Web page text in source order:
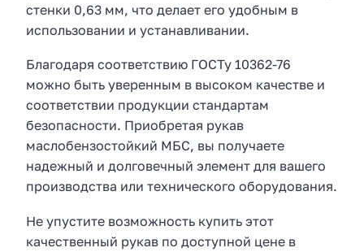
стенки 0,63 мм, что делает его удобным в
использовании и устанавливании.
Благодаря соответствию ГОСТу 10362-76
можно быть уверенным в высоком качестве и
соответствии продукции стандартам
безопасности. Приобретая рукав
маслобензостойкий МБС, вы получаете
надежный и долговечный элемент для вашего
производства или технического оборудования.
Не упустите возможность купить этот
качественный рукав по доступной цене в